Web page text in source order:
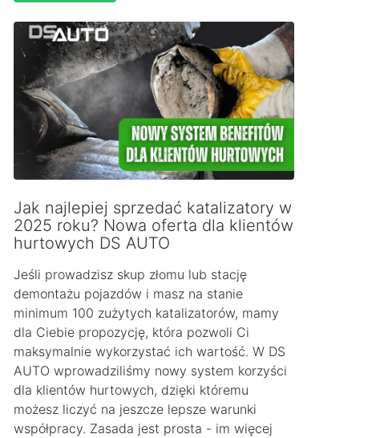
Jak najlepiej sprzedać katalizatory w
2025 roku? Nowa oferta dla klientów
hurtowych DS AUTO
Jeśli prowadzisz skup złomu lub stację
demontażu pojazdów i masz na stanie
minimum 100 zużytych katalizatorów, mamy
dla Ciebie propozycję, która pozwoli Ci
maksymalnie wykorzystać ich wartość. W DS
AUTO wprowadziliśmy nowy system korzyści
dla klientów hurtowych, dzięki któremu
możesz liczyć na jeszcze lepsze warunki
współpracy. Zasada jest prosta - im więcej